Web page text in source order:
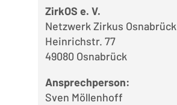
on
_i
nf
o
ic
on
ZirkOS e. V.
Netzwerk Zirkus Osnabrück
Heinrichstr. 77
49080 Osnabrück
Ansprechperson:
Sven Möllenhoff